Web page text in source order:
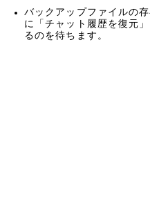
バックアップファイルの
に「チャット履歴を復元
るのを待ちます。